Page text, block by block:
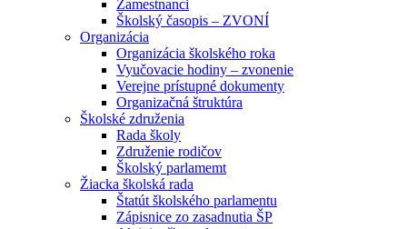
Zamestnanci
Školský časopis – ZVONÍ
Organizácia
Organizácia školského roka
Vyučovacie hodiny – zvonenie
Verejne prístupné dokumenty
Organizačná štruktúra
Školské združenia
Rada školy
Združenie rodičov
Školský parlamemt
Žiacka školská rada
Štatút školského parlamentu
Zápisnice zo zasadnutia ŠP